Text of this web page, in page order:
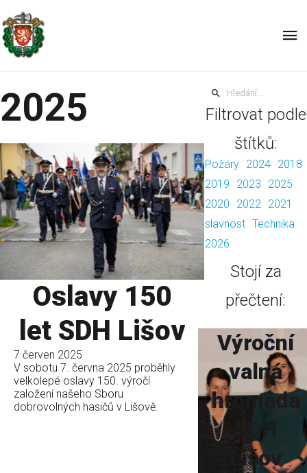
2025
Oslavy 150
let SDH Lišov
7 červen 2025
V sobotu 7. června 2025 proběhly
velkolepé oslavy 150. výročí
založení našeho Sboru
dobrovolných hasičů v Lišově.
Filtrovat podle
štítků:
Požáry 2024 2018
2019
2023
2025
2020
2022 2021
slavnost Technika
2026
Stojí za
přečtení:
Výroční
valná
hromada
SDH
Lišov